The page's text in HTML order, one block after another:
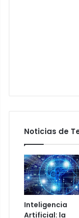
Noticias de
Inteligencia
Artificial: la